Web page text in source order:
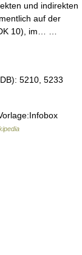
und indirekten
auf der
10), im… …
5210, 5233